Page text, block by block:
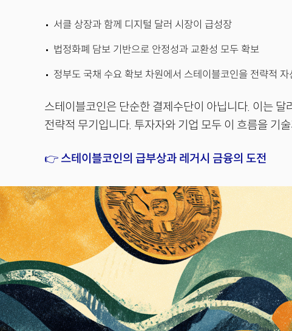
서클 상장과 함께 디지털 달러 시장이 급성장
법정화폐 담보 기반으로 안정성과 교환성 모두 확보
정부도 국채 수요 확보 차원에서 스테이블코인을 전략적 자
스테이블코인은 단순한 결제수단이 아닙니다. 이는
전략적 무기입니다. 투자자와 기업 모두 이 흐름을 기
👉 스테이블코인의 급부상과 레거시 금융의 도전